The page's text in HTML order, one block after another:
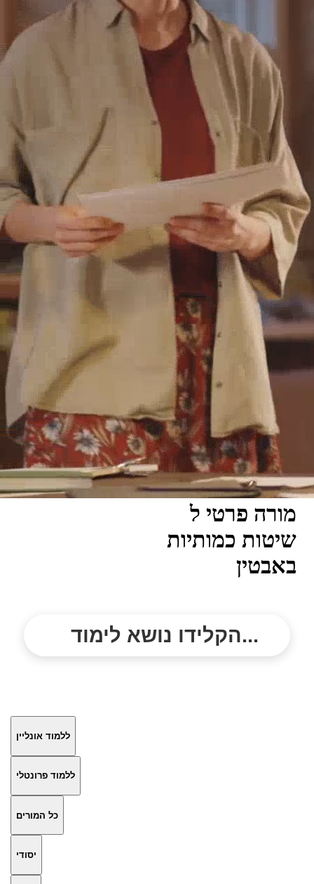
מורה פרטי ל
שיטות כמותיות
באבטין
הקלידו נושא לימוד...
ללמוד אונליין
ללמוד פרונטלי
כל המורים
יסודי